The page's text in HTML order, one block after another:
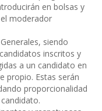
en bolsas y
moderador
siendo
inscritos y
a un candidato en
propio. Estas serán
proporcionalidad